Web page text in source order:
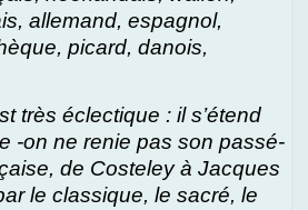
allemand, espagnol,
picard, danois,
très éclectique : il s’étend
-on ne renie pas son passé-
de Costeley à Jacques
le classique, le sacré, le